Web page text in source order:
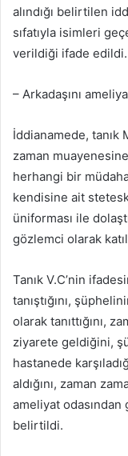
alındığı belirtilen
sıfatıyla isimleri
verildiği ifade edildi.
– Arkadaşını
İddianamede, tanık
zaman
herhangi bir
kendisine ait
üniforması ile
gözlemci olarak
Tanık V.C’nin
tanıştığını,
olarak tanıttığını,
ziyarete geldiğini,
hastanede
aldığını, zaman
ameliyat odasından
belirtildi.